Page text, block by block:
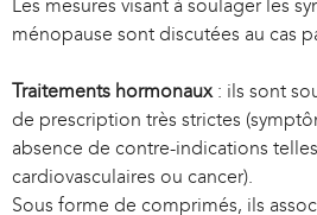
Les mesures visant à soulager les
ménopause sont discutées au cas
Traitements hormonaux : ils sont
de prescription très strictes
absence de contre-indications
cardiovasculaires ou cancer).
Sous forme de comprimés, ils